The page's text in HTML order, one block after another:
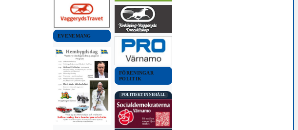
EVENEMANG
FÖRENINGAR
POLITIK
POLITISKT INNEHÅLL